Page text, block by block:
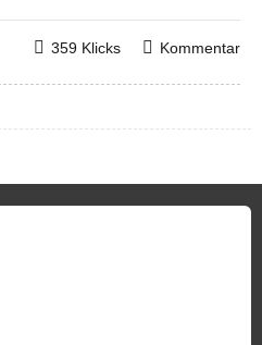
Kommentar
359 Klicks